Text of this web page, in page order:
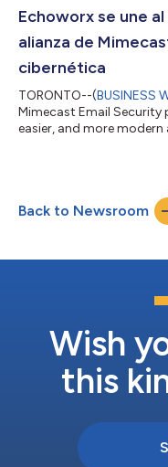
técnica fundamental
Echoworx se une
alianza de
cibernética
TORONTO--(BUSINESS
Mimecast Email
easier, and more
correo electrónico de
sector en cifrado de
la nube, ha anunciado
Back to Newsroom
Wish
this